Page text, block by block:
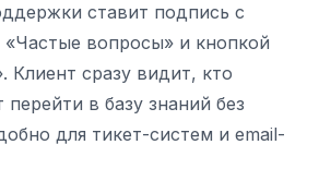
ставит подпись с
вопросы» и кнопкой
Клиент сразу видит, кто
в базу знаний без
для тикет-систем и email-